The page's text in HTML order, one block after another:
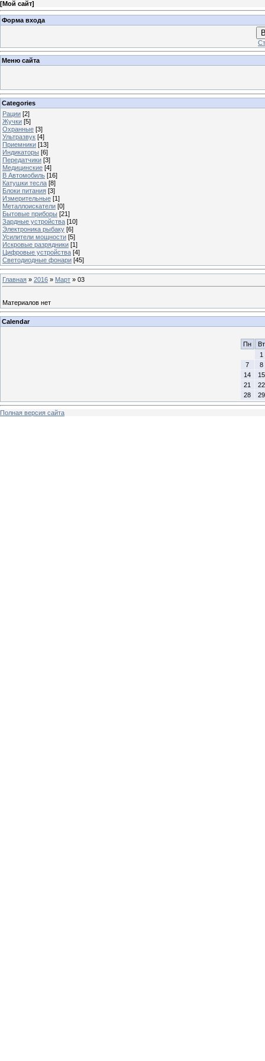
[Мой сайт]
Форма входа
Меню сайта
Categories
Рации [2]
Жучки [5]
Охранные [3]
Ультразвук [4]
Приемники [13]
Индикаторы [6]
Передатчики [3]
Медицинские [4]
В Автомобиль [16]
Катушки тесла [8]
Блоки питания [3]
Измерительные [1]
Металлоискатели [0]
Бытовые приборы [21]
Зардные устройства [10]
Электроника рыбаку [6]
Усилители мощности [5]
Искровые разрядники [1]
Цифровые устройства [4]
Светодиодные фонари [45]
Главная » 2016 » Март » 03
Материалов нет
Calendar
Пн
Вт
1
7
8
14
15
21
22
28
29
Полная версия сайта